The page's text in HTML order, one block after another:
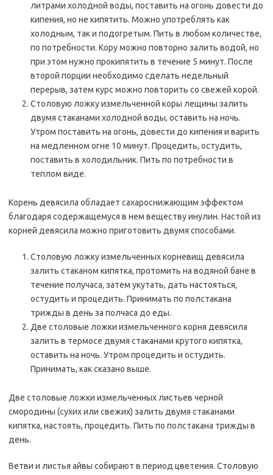
литрами холодной воды, поставить на огонь довести до
кипения, но не кипятить. Можно употреблять как
холодным, так и подогретым. Пить в любом количестве,
по потребности. Кору можно повторно залить водой, но
при этом нужно прокипятить в течение 5 минут. После
второй порции необходимо сделать недельный
перерыв, затем курс можно повторить со свежей корой.
Столовую ложку измельченной коры лещины залить
двумя стаканами холодной воды, оставить на ночь.
Утром поставить на огонь, довести до кипения и варить
на медленном огне 10 минут. Процедить, остудить,
поставить в холодильник. Пить по потребности в
теплом виде.
Корень девясила обладает сахароснижающим эффектом
благодаря содержащемуся в нем веществу инулин. Настой из
корней девясила можно приготовить двумя способами.
Столовую ложку измельченных корневищ девясила
залить стаканом кипятка, протомить на водяной бане в
течение получаса, затем укутать, дать настояться,
остудить и процедить. Принимать по полстакана
трижды в день за полчаса до еды.
Две столовые ложки измельченного корня девясила
залить в термосе двумя стаканами крутого кипятка,
оставить на ночь. Утром процедить и остудить.
Принимать, как сказано выше.
Две столовые ложки измельченных листьев черной
смородины (сухих или свежих) залить двумя стаканами
кипятка, настоять, процедить. Пить по полстакана трижды в
день.
Ветви и листья айвы собирают в период цветения. Столовую